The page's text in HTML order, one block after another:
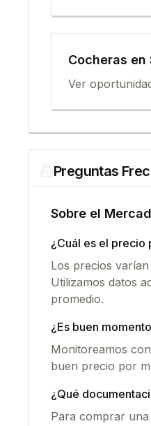
Cocheras en
Ver
Preguntas
Sobre el
¿Cuál es el precio
Los precios
Utilizamos datos
promedio.
¿Es buen
Monitoreamos
buen precio por
¿Qué
Para comprar